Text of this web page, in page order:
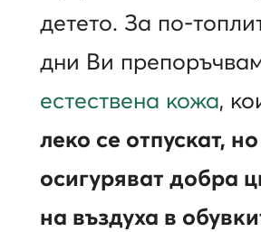
детето. За по-
дни Ви
естествена кожа,
леко се отпускат,
осигуряват добра
на въздуха в